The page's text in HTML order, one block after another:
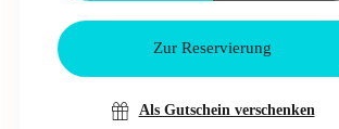
Zur Reservierung
Als Gutschein verschenken